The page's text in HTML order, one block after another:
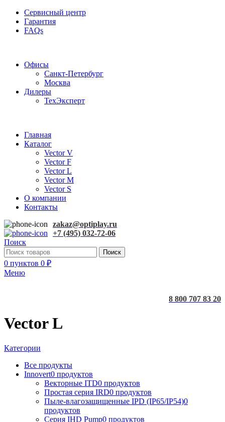
Сервисный центр
Гарантия
FAQs
Офисы
Санкт-Петербург
Москва
Дилеры
ТехЭксперт
Главная
Каталог
Vector V
Vector F
Vector L
Vector M
Vector S
О компании
Контакты
zakaz@optiplay.ru
+7 (495) 032-72-06
Поиск
Поиск
0 пунктов 0 ₽
Меню
8 800 707 83 20
Vector L
Категории
Все продукты
Innovert0 продуктов
Векторные ITD0 продуктов
Простая серия IRD0 продуктов
Пыле-влагозащищенные IPD (IP65/IP54)0
продуктов
Серия IHD Pump0 продуктов